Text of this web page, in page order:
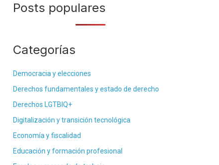
Posts populares
Categorías
Democracia y elecciones
Derechos fundamentales y estado de derecho
Derechos LGTBIQ+
Digitalización y transición tecnológica
Economía y fiscalidad
Educación y formación profesional